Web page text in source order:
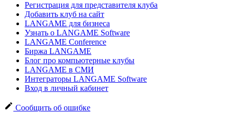
Регистрация для представителя клуба
Добавить клуб на сайт
LANGAME для бизнеса
Узнать о LANGAME Software
LANGAME Conference
Биржа LANGAME
Блог про компьютерные клубы
LANGAME в СМИ
Интеграторы LANGAME Software
Вход в личный кабинет
Сообщить об ошибке